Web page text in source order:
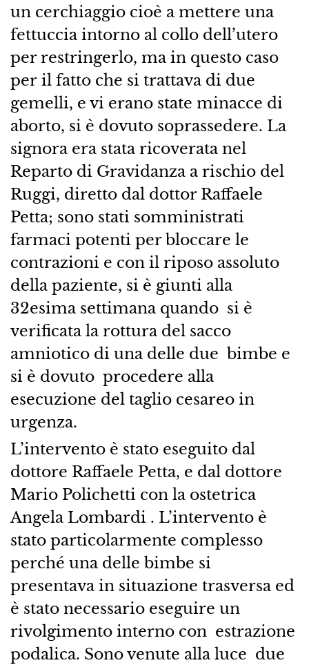
un cerchiaggio cioè a mettere una
fettuccia intorno al collo dell’utero
per restringerlo, ma in questo caso
per il fatto che si trattava di due
gemelli, e vi erano state minacce di
aborto, si è dovuto soprassedere. La
signora era stata ricoverata nel
Reparto di Gravidanza a rischio del
Ruggi, diretto dal dottor Raffaele
Petta; sono stati somministrati
farmaci potenti per bloccare le
contrazioni e con il riposo assoluto
della paziente, si è giunti alla
32esima settimana quando si è
verificata la rottura del sacco
amniotico di una delle due bimbe e
si è dovuto procedere alla
esecuzione del taglio cesareo in
urgenza.
L’intervento è stato eseguito dal
dottore Raffaele Petta, e dal dottore
Mario Polichetti con la ostetrica
Angela Lombardi . L’intervento è
stato particolarmente complesso
perché una delle bimbe si
presentava in situazione trasversa ed
è stato necessario eseguire un
rivolgimento interno con estrazione
podalica. Sono venute alla luce due